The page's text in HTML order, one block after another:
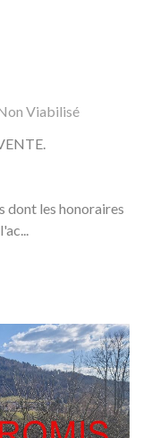
Viabilisé
dont les honoraires